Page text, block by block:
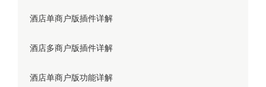
酒店单商户版插件详解
酒店多商户版插件详解
酒店单商户版功能详解